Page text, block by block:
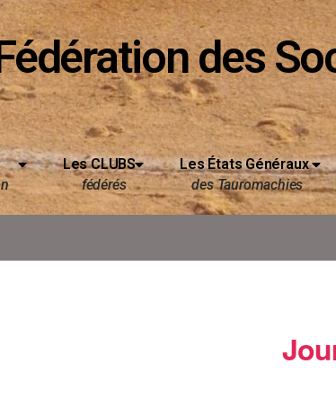
des
Les CLUBS
fédérés
Les États Généraux
des Tauromachies